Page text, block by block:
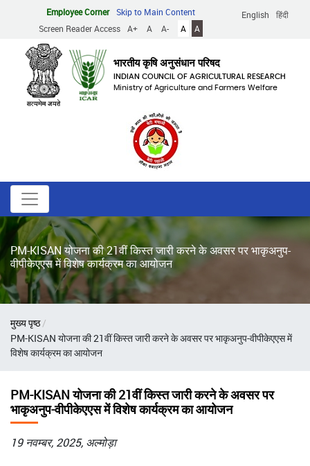
content
English हिंदी
Employee Corner
Skip to Main Content
Screen Reader Access
A+ A A- A A
भारतीय कृषि अनुसंधान परिषद
INDIAN COUNCIL OF AGRICULTURAL RESEARCH
Ministry of Agriculture and Farmers Welfare
PM-KISAN योजना की 21वीं किस्त जारी करने के अवसर पर भाकृअनुप-
वीपीकेएएस में विशेष कार्यक्रम का आयोजन
Breadcrumb
मुख्य पृष्ठ
PM-KISAN योजना की 21वीं किस्त जारी करने के अवसर पर भाकृअनुप-वीपीकेएएस में
विशेष कार्यक्रम का आयोजन
PM-KISAN योजना की 21वीं किस्त जारी करने के अवसर पर
भाकृअनुप-वीपीकेएएस में विशेष कार्यक्रम का आयोजन
19 नवम्‍बर, 2025, अल्मोड़ा